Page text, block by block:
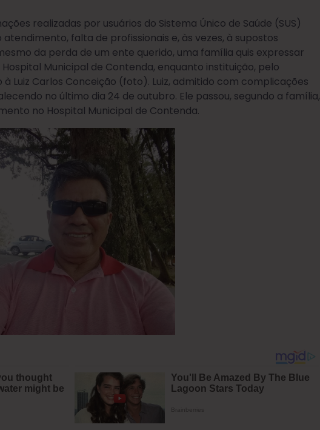
realizadas por usuários do Sistema Único de Saúde (SUS)
falta de profissionais e, às vezes, à supostos
da perda de um ente querido, uma família quis expressar
Municipal de Contenda, enquanto instituição, pelo
Luiz Carlos Conceição (foto). Luiz, admitido com complicações
no último dia 24 de outubro. Ele passou, segundo a família,
no Hospital Municipal de Contenda.